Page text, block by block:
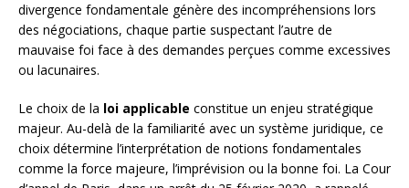
divergence fondamentale génère des incompréhensions lors
des négociations, chaque partie suspectant l’autre de
mauvaise foi face à des demandes perçues comme excessives
ou lacunaires.
Le choix de la loi applicable constitue un enjeu stratégique
majeur. Au-delà de la familiarité avec un système juridique, ce
choix détermine l’interprétation de notions fondamentales
comme la force majeure, l’imprévision ou la bonne foi. La Cour